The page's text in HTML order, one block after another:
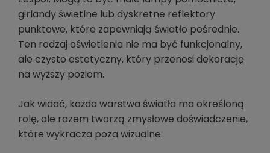
girlandy świetlne lub dyskretne reflektory
punktowe, które zapewniają światło pośrednie.
Ten rodzaj oświetlenia nie ma być funkcjonalny,
ale czysto estetyczny, który przenosi dekorację
na wyższy poziom.
Jak widać, każda warstwa światła ma określoną
rolę, ale razem tworzą zmysłowe doświadczenie,
które wykracza poza wizualne.